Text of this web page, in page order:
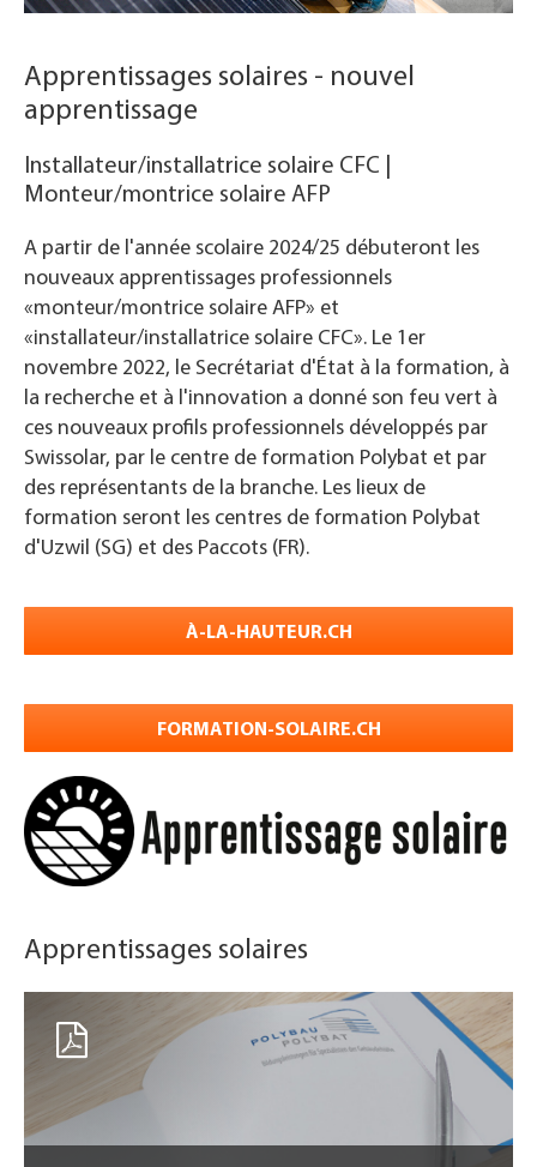
Apprentissages solaires - nouvel
apprentissage
Installateur/installatrice solaire CFC |
Monteur/montrice solaire AFP
A partir de l'année scolaire 2024/25 débuteront les
nouveaux apprentissages professionnels
«monteur/montrice solaire AFP» et
«installateur/installatrice solaire CFC». Le 1er
novembre 2022, le Secrétariat d'État à la formation, à
la recherche et à l'innovation a donné son feu vert à
ces nouveaux profils professionnels développés par
Swissolar, par le centre de formation Polybat et par
des représentants de la branche. Les lieux de
formation seront les centres de formation Polybat
d'Uzwil (SG) et des Paccots (FR).
À-LA-HAUTEUR.CH
FORMATION-SOLAIRE.CH
Apprentissages solaires